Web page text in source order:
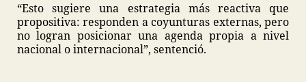
“Esto sugiere una estrategia más reactiva que
propositiva: responden a coyunturas externas, pero
no logran posicionar una agenda propia a nivel
nacional o internacional”, sentenció.